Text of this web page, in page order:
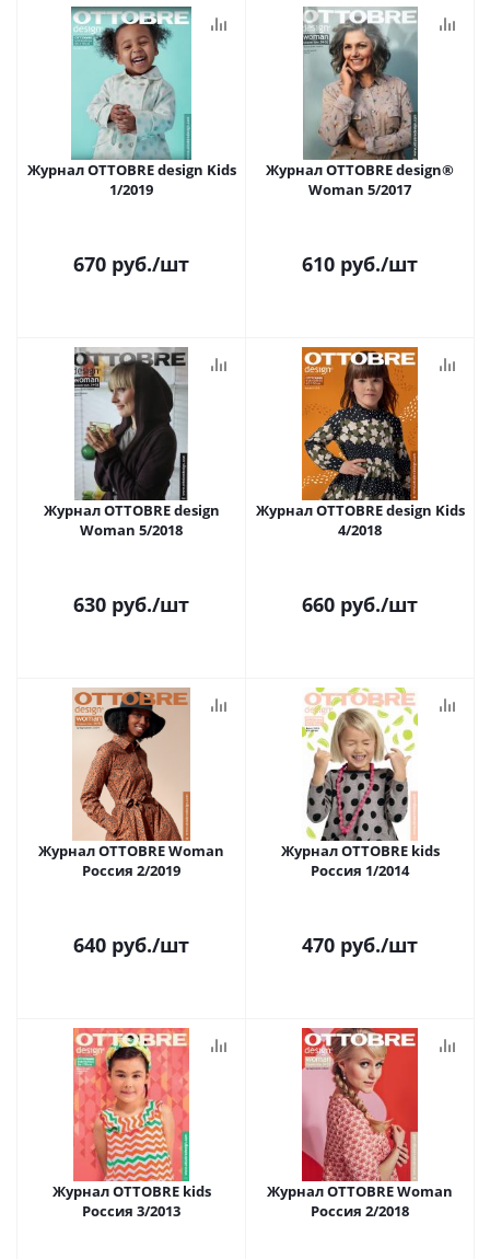
Журнал OTTOBRE design Kids
1/2019
670 руб./шт
Журнал OTTOBRE design®
Woman 5/2017
610 руб./шт
Журнал OTTOBRE design
Woman 5/2018
630 руб./шт
Журнал OTTOBRE design Kids
4/2018
660 руб./шт
Журнал OTTOBRE Woman
Россия 2/2019
640 руб./шт
Журнал OTTOBRE kids
Россия 1/2014
470 руб./шт
Журнал OTTOBRE kids
Россия 3/2013
Журнал OTTOBRE Woman
Россия 2/2018